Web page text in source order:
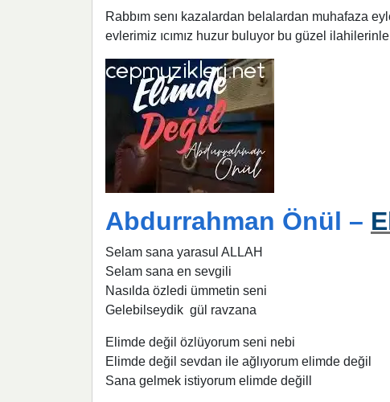
Rabbım senı kazalardan belalardan muhafaza
evlerimiz ıcımız huzur buluyor bu güzel
Abdurrahman Önül –
Selam sana yarasul ALLAH
Selam sana en sevgili
Nasılda özledi ümmetin seni
Gelebilseydik gül ravzana
Elimde değil özlüyorum seni nebi
Elimde değil sevdan ile ağlıyorum elimde değil
Sana gelmek istiyorum elimde değill